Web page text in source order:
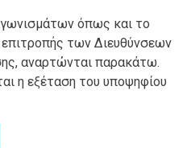
όπως και το
των Διευθύνσεων
αναρτώνται παρακάτω.
η εξέταση του υποψηφίου